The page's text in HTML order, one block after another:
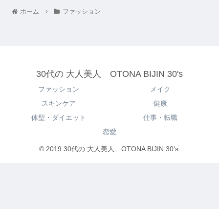
ホーム ファッション
30代の 大人美人 OTONA BIJIN 30's
ファッション
メイク
スキンケア
健康
体型・ダイエット
仕事・転職
恋愛
© 2019 30代の 大人美人 OTONA BIJIN 30's.